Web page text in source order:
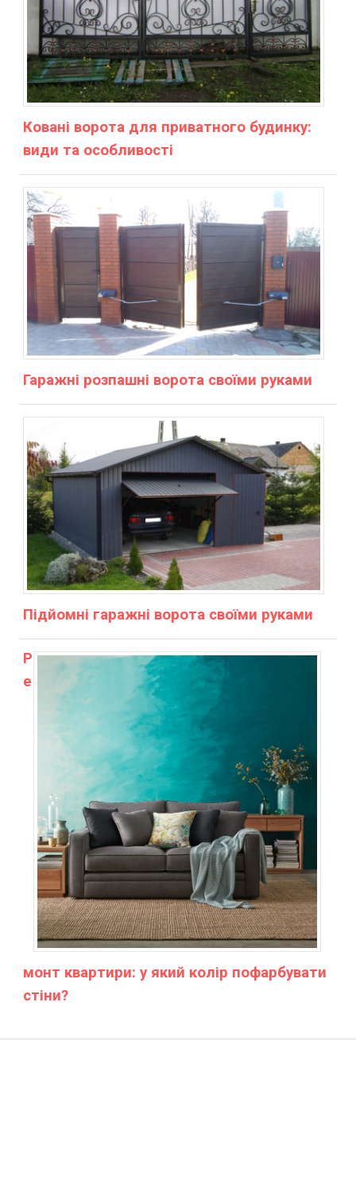
Ковані ворота для приватного будинку:
види та особливості
Гаражні розпашні ворота своїми руками
Підйомні гаражні ворота своїми руками
Р
е
монт квартири: у який колір пофарбувати
стіни?